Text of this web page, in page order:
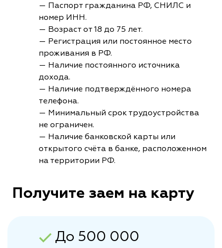
— Паспорт гражданина РФ, СНИЛС и
номер ИНН.
— Возраст от 18 до 75 лет.
— Регистрация или постоянное место
проживания в РФ.
— Наличие постоянного источника
дохода.
— Наличие подтверждённого номера
телефона.
— Минимальный срок трудоустройства
не ограничен.
— Наличие банковской карты или
открытого счёта в банке, расположенном
на территории РФ.
Получите заем на карту
До 500 000